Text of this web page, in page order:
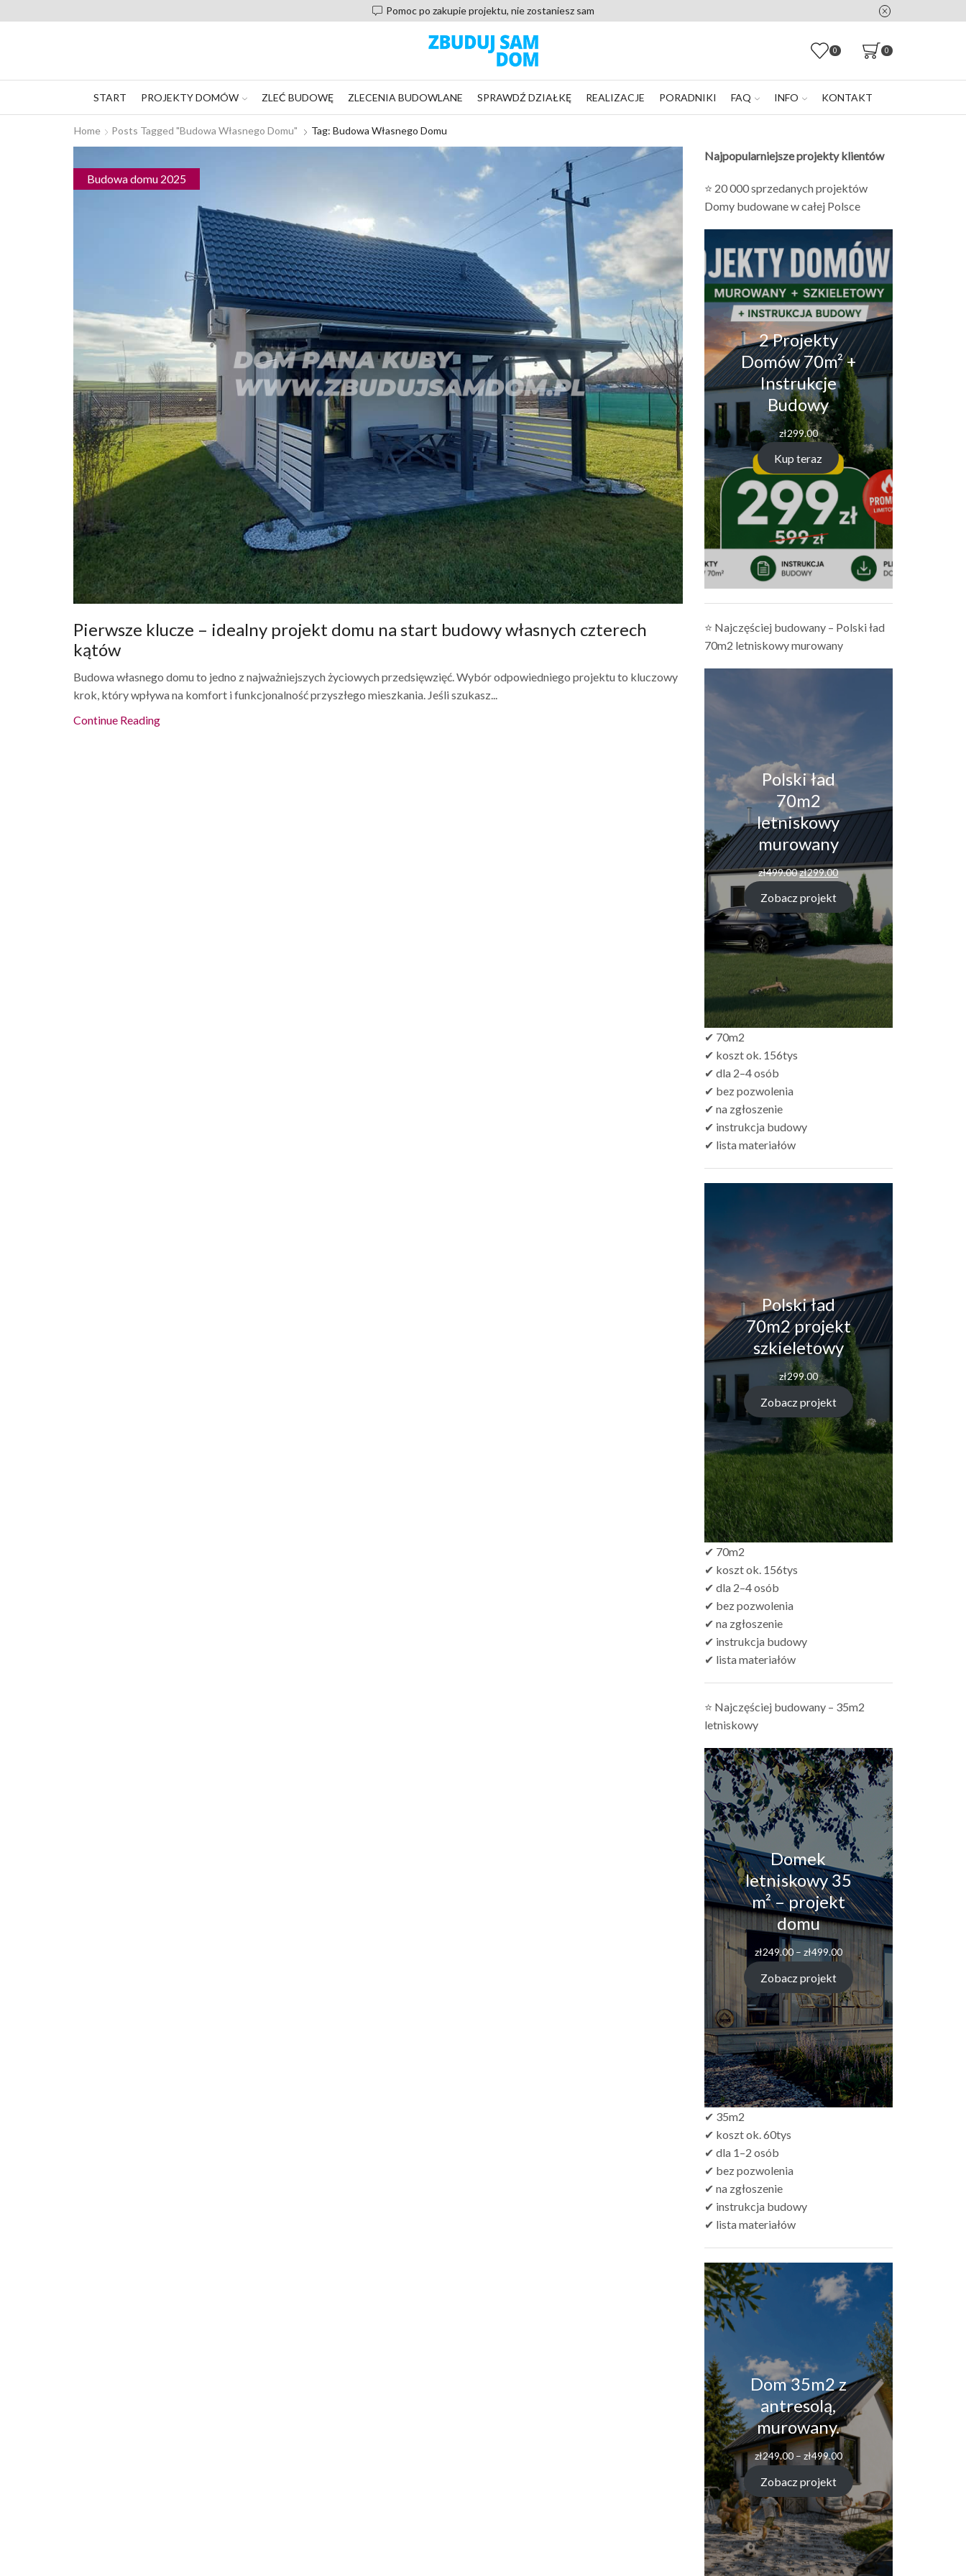
Pomoc po zakupie projektu, nie zostaniesz sam
0 0
START PROJEKTY DOMÓW ZLEĆ BUDOWĘ ZLECENIA BUDOWLANE SPRAWDŹ DZIAŁKĘ REALIZACJE PORADNIKI FAQ INFO KONTAKT
Home Posts Tagged "budowa Własnego Domu" Tag: Budowa Własnego Domu
Budowa domu 2025
Pierwsze klucze – idealny projekt domu na start budowy własnych czterech
kątów
Budowa własnego domu to jedno z najważniejszych życiowych przedsięwzięć. Wybór odpowiedniego projektu to kluczowy
krok, który wpływa na komfort i funkcjonalność przyszłego mieszkania. Jeśli szukasz...
Continue Reading
Najpopularniejsze projekty klientów
⭐ 20 000 sprzedanych projektów
Domy budowane w całej Polsce
2 Projekty
Domów 70m² +
Instrukcje
Budowy
zł299.00
Kup teraz
⭐ Najczęściej budowany – Polski ład
70m2 letniskowy murowany
Polski ład
70m2
letniskowy
murowany
zł499.00Pierwotna
cena
wynosiła:
zł499.00.
zł299.00Aktualna
cena
wynosi:
zł299.00.
Zobacz projekt
✔ 70m2
✔ koszt ok. 156tys
✔ dla 2–4 osób
✔ bez pozwolenia
✔ na zgłoszenie
✔ instrukcja budowy
✔ lista materiałów
Polski ład
70m2 projekt
szkieletowy
zł299.00
Zobacz projekt
✔ 70m2
✔ koszt ok. 156tys
✔ dla 2–4 osób
✔ bez pozwolenia
✔ na zgłoszenie
✔ instrukcja budowy
✔ lista materiałów
⭐ Najczęściej budowany – 35m2
letniskowy
Domek
letniskowy 35
m² – projekt
domu
zł249.00 – zł499.00Zakres
cen:
od
zł249.00
do
zł499.00
Zobacz projekt
✔ 35m2
✔ koszt ok. 60tys
✔ dla 1–2 osób
✔ bez pozwolenia
✔ na zgłoszenie
✔ instrukcja budowy
✔ lista materiałów
Dom 35m2 z
antresolą,
murowany.
zł249.00 – zł499.00Zakres
cen:
od
zł249.00
do
zł499.00
Zobacz projekt